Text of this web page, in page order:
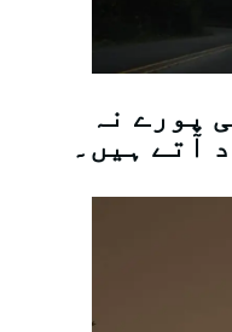
پورے نہ
آتے ہیں۔